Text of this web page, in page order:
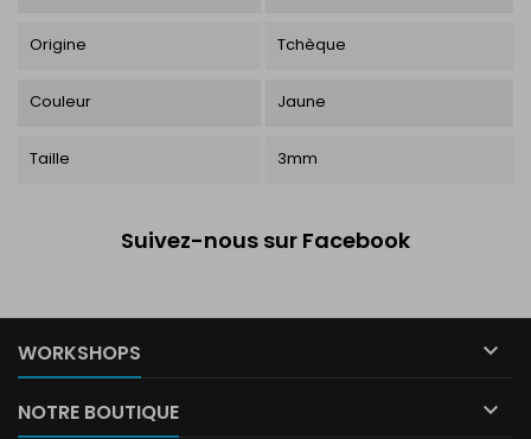
Origine Tchèque
Couleur Jaune
Taille 3mm
Suivez-nous sur Facebook
WORKSHOPS 
NOTRE BOUTIQUE 